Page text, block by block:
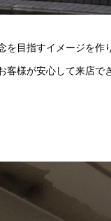
目指すイメージを作
様が安心して来店で